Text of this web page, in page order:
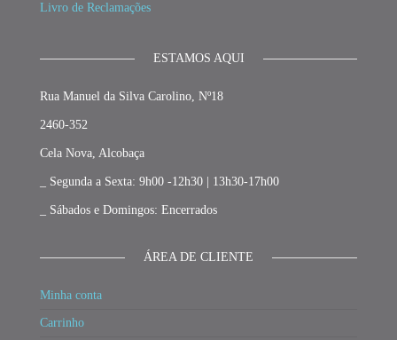
Livro de Reclamações
ESTAMOS AQUI
Rua Manuel da Silva Carolino, Nº18
2460-352
Cela Nova, Alcobaça
_ Segunda a Sexta: 9h00 -12h30 | 13h30-17h00
_ Sábados e Domingos: Encerrados
ÁREA DE CLIENTE
Minha conta
Carrinho